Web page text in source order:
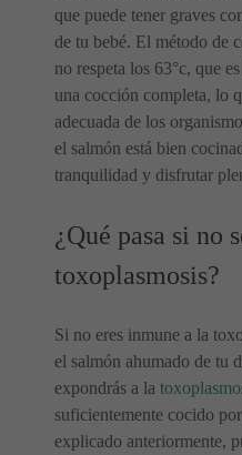
que puede tener graves
de tu bebé. El método de
no respeta los 63°c, que
una cocción completa, lo
adecuada de los
el salmón está bien
tranquilidad y disfrutar
¿Qué pasa si no
toxoplasmosis?
Si no eres inmune a la
el salmón ahumado de tu
expondrás a la
suficientemente cocido
explicado anteriormente,